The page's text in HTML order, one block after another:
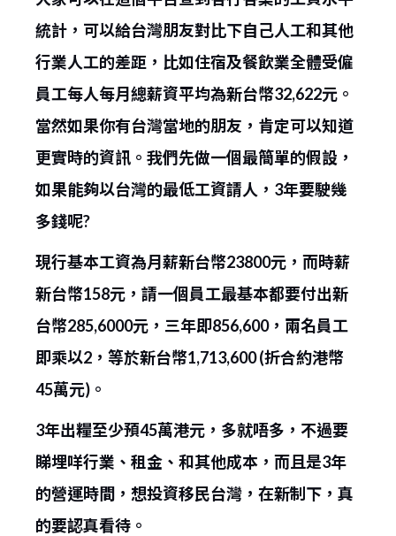
統計，可以給台灣朋友對比下自己人工和其他
行業人工的差距，比如住宿及餐飲業全體受僱
員工每人每月總薪資平均為新台幣32,622元。
當然如果你有台灣當地的朋友，肯定可以知道
更實時的資訊。我們先做一個最簡單的假設，
如果能夠以台灣的最低工資請人，3年要駛幾
多錢呢?
現行基本工資為月薪新台幣23800元，而時薪
新台幣158元，請一個員工最基本都要付出新
台幣285,6000元，三年即856,600，兩名員工
即乘以2，等於新台幣1,713,600 (折合約港幣
45萬元)。
3年出糧至少預45萬港元，多就唔多，不過要
睇埋咩行業、租金、和其他成本，而且是3年
的營運時間，想投資移民台灣，在新制下，真
的要認真看待。